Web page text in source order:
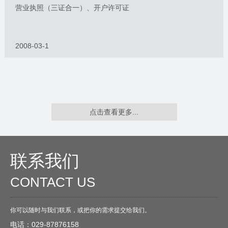
营业执照（三证合一）、开户许可证
2008-03-1
点击查看更多...
联系我们
CONTACT US
你可以随时与我们联系，或把你的需求提交给我们。
电话：029-87876158